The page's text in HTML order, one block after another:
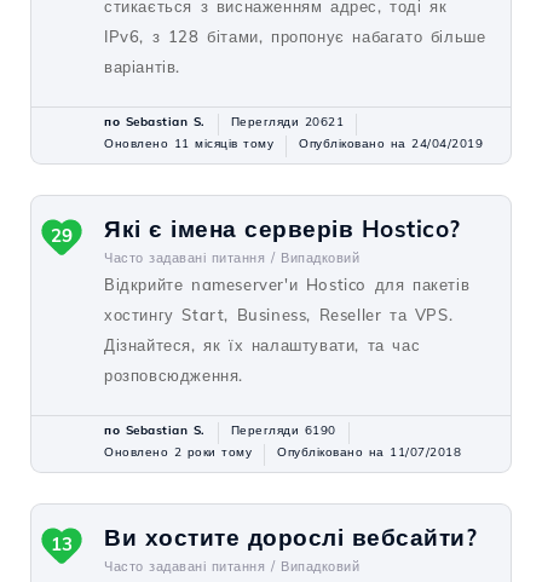
стикається з виснаженням адрес, тоді як
IPv6, з 128 бітами, пропонує набагато більше
варіантів.
по Sebastian S.
Перегляди 20621
Оновлено 11 місяців тому
Опубліковано на 24/04/2019
Які є імена серверів Hostico?
Часто задавані питання / Випадковий
Відкрийте nameserver'и Hostico для пакетів
хостингу Start, Business, Reseller та VPS.
Дізнайтеся, як їх налаштувати, та час
розповсюдження.
29
по Sebastian S.
Перегляди 6190
Оновлено 2 роки тому
Опубліковано на 11/07/2018
Ви хостите дорослі вебсайти?
Часто задавані питання / Випадковий
13